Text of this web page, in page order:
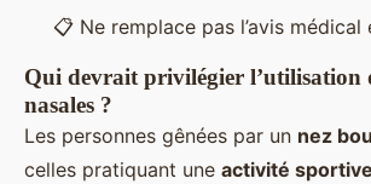
📋 Ne remplace pas l’avis
Qui devrait privilégier l’utilisation
nasales ?
Les personnes gênées par un nez
celles pratiquant une activité